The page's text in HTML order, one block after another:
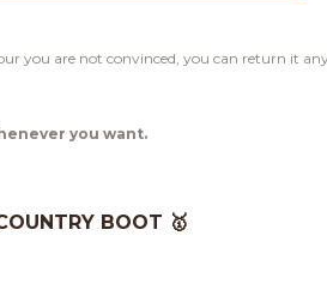
you are not convinced, you can return it
you want.
BOOT 🥇